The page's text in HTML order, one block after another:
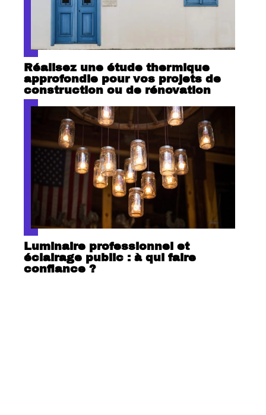
Réalisez une étude thermique
approfondie pour vos projets de
construction ou de rénovation
Luminaire professionnel et
éclairage public : à qui faire
confiance ?